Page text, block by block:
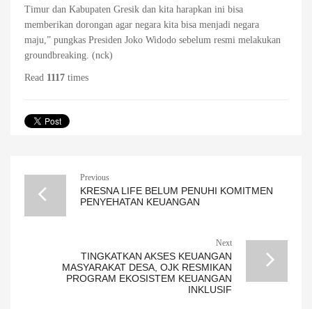
Timur dan Kabupaten Gresik dan kita harapkan ini bisa
memberikan dorongan agar negara kita bisa menjadi negara
maju,” pungkas Presiden Joko Widodo sebelum resmi melakukan
groundbreaking. (nck)
Read 1117 times
Previous
KRESNA LIFE BELUM PENUHI KOMITMEN
PENYEHATAN KEUANGAN
Next
TINGKATKAN AKSES KEUANGAN
MASYARAKAT DESA, OJK RESMIKAN
PROGRAM EKOSISTEM KEUANGAN
INKLUSIF